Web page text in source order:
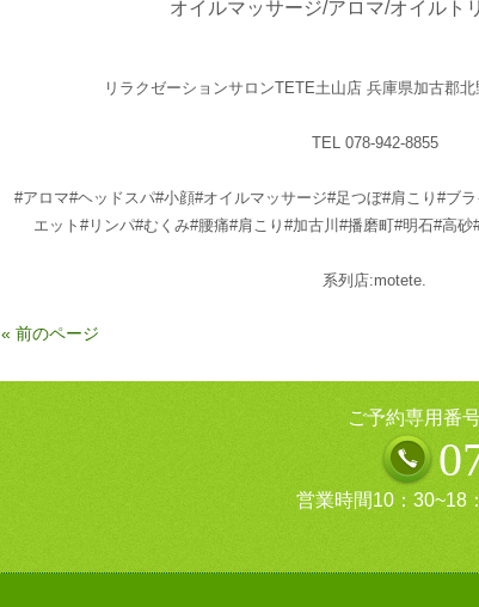
オイルマッサージ/アロマ/オイルト
リラクゼーションサロンTETE土山店 兵庫県加古郡
TEL 078-942-8855
#アロマ#ヘッドスパ#小顔#オイルマッサージ#足つぼ#肩こり#ブ
エット#リンパ#むくみ#腰痛#肩こり#加古川#播磨町#明石#高
系列店:motete.
« 前のページ
ご予約専用番
営業時間10：30~18